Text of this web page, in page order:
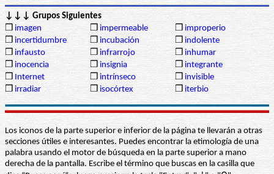
↓↓↓ Grupos Siguientes
❒ imagen ❒ impermeable ❒ improperio
❒ incertidumbre ❒ incubación ❒ indolente
❒ infausto ❒ infrarrojo ❒ inhumar
❒ inocencia ❒ insignia ❒ integrante
❒ Internet ❒ intrínseco ❒ invisible
❒ irradiar ❒ isocórtex ❒ iterbio
Los iconos de la parte superior e inferior de la página te llevarán a otras
secciones útiles e interesantes. Puedes encontrar la etimología de una
palabra usando el motor de búsqueda en la parte superior a mano
derecha de la pantalla. Escribe el término que buscas en la casilla que